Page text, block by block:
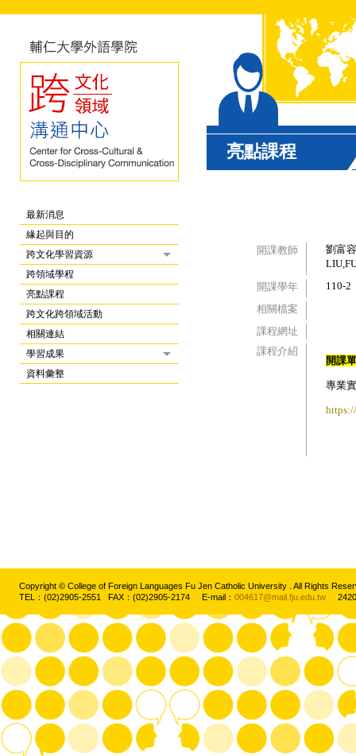
最新消息
緣起與目的
跨文化學習資源
跨領域學程
亮點課程
跨文化跨領域活動
相關連結
學習成果
資料彙整
亮點課程
開課教師
劉富
開課學年
110-2
相關檔案
課程網址
課程介紹
開課
專業
Copyright © College of Foreign Languages Fu Jen Catholic University . All Rights
TEL：(02)2905-2551 FAX：(02)2905-2174 E-mail： 004617@mail.fju.edu.tw